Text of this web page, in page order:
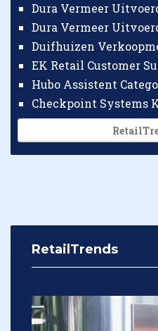
Dura Vermeer
Dura Vermeer
Duifhuizen
EK Retail Customer
Hubo Assistent
RetailTrends